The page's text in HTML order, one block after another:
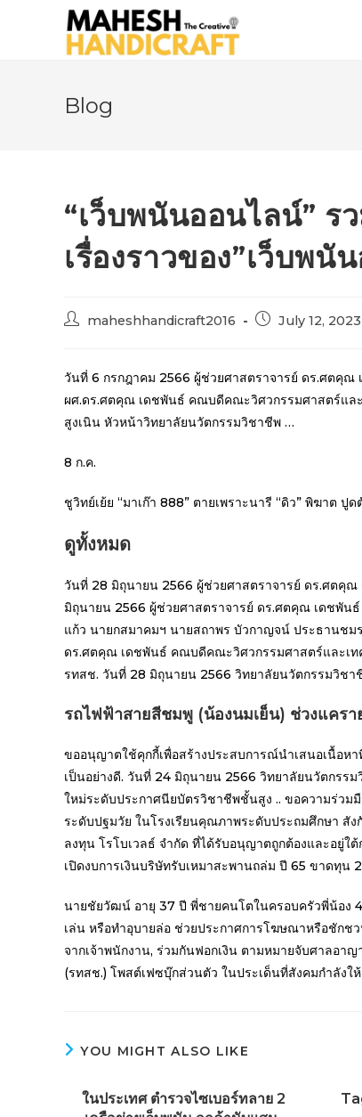
Blog
“เว็บพนันออนไลน์” ร
เรื่องราวของ”เว็บพนั
maheshhandicraft2016 July 12, 2023
วันที่ 6 กรกฎาคม 2566 ผู้ช่วยศาสตราจารย์ ดร.ศตคุ
ผศ.ดร.ศตคุณ เดชพันธ์ คณบดีคณะวิศวกรรมศาสตร์แล
สูงเนิน หัวหน้าวิทยาลัยนวัตกรรมวิชาชีพ …
8 ก.ค.
ชูวิทย์เย้ย “มาเก๊า 888” ตายเพราะนารี “ดิว” พิฆาต
ดูทั้งหมด
วันที่ 28 มิถุนายน 2566 ผู้ช่วยศาสตราจารย์ ดร.ศตคุ
มิถุนายน 2566 ผู้ช่วยศาสตราจารย์ ดร.ศตคุณ เดชพั
แก้ว นายกสมาคมฯ นายสถาพร บัวกาญจน์ ประธานช
ดร.ศตคุณ เดชพันธ์ คณบดีคณะวิศวกรรมศาสตร์และเท
รทสช. วันที่ 28 มิถุนายน 2566 วิทยาลัยนวัตกรรมวิช
รถไฟฟ้าสายสีชมพู (น้องนมเย็น) ช่วงแคร
ขออนุญาตใช้คุกกี้เพื่อสร้างประสบการณ์นำเสนอเนื้อห
เป็นอย่างดี. วันที่ 24 มิถุนายน 2566 วิทยาลัยนวัตกรร
ใหม่ระดับประกาศนียบัตรวิชาชีพชั้นสูง .. ขอความร่วม
ระดับปฐมวัย ในโรงเรียนคุณภาพระดับประถมศึกษา สั
ลงทุน โรโบเวลธ์ จำกัด ที่ได้รับอนุญาตถูกต้องและอยู่ใ
เปิดงบการเงินบริษัทรับเหมาสะพานถล่ม ปี 65 ขาดทุน
นายชัยวัฒน์ อายุ 37 ปี พี่ชายคนโตในครอบครัวพี่น้อง
เล่น หรือทำอุบายล่อ ช่วยประกาศการโฆษณาหรือชักช
จากเจ้าพนักงาน, ร่วมกันฟอกเงิน ตามหมายจับศาลอา
(รทสช.) โพสต์เฟซบุ๊กส่วนตัว ในประเด็นที่สังคมกำลัง
YOU MIGHT ALSO LIKE
ในประเทศ ตำรวจไซเบอร์ทลาย 2